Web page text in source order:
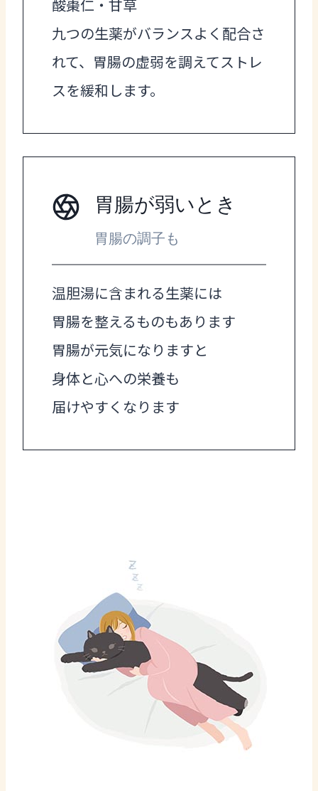
酸棗仁・甘草
九つの生薬がバランスよく配合さ
れて、胃腸の虚弱を調えてストレ
スを緩和します。
胃腸が弱いとき
胃腸の調子も
温胆湯に含まれる生薬には
胃腸を整えるものもあります
胃腸が元気になりますと
身体と心への栄養も
届けやすくなります